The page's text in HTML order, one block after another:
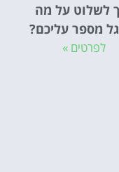
לשלוט על מה
מספר עליכם?
לפרטים »